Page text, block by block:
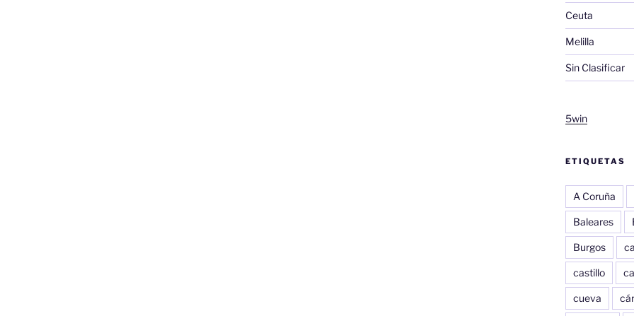
Ceuta
Melilla
Sin Clasificar
5win
ETIQUETAS
A Coruña
Baleares
Burgos
castillo
cueva